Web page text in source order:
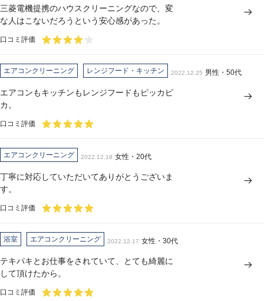
三菱電機提携のハウスクリーニングなので、変
な人はこないだろうという安心感があった。
口コミ評価
エアコンクリーニング レンジフード・キッチン 2022.12.25 男性・50代
エアコンもキッチンもレンジフードもピッカピ
カ。
口コミ評価
エアコンクリーニング 2022.12.18 女性・20代
丁寧に対応していただいてありがとうございま
す。
口コミ評価
浴室 エアコンクリーニング 2022.12.17 女性・30代
テキパキとお仕事をされていて、とても綺麗に
して頂けたから。
口コミ評価